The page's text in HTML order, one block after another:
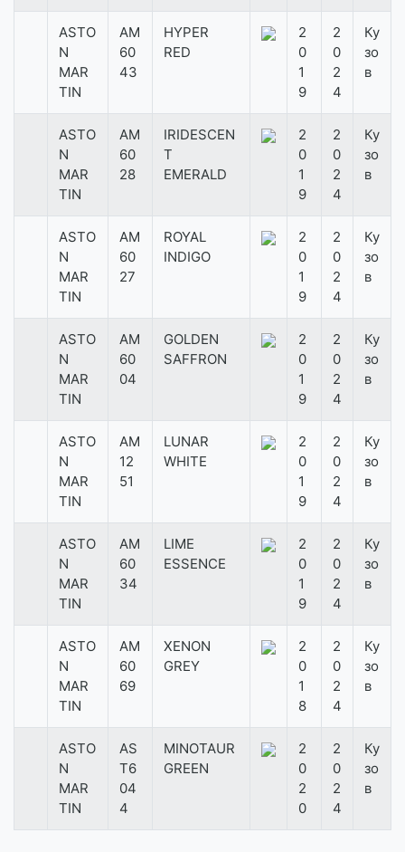
ASTO
N
MAR
TIN
AM
60
43
HYPER
RED
2
0
1
9
2
0
2
4
Ку
зо
в
ASTO
N
MAR
TIN
AM
60
28
IRIDESCEN
T
EMERALD
2
0
1
9
2
0
2
4
Ку
зо
в
ASTO
N
MAR
TIN
AM
60
27
ROYAL
INDIGO
2
0
1
9
2
0
2
4
Ку
зо
в
ASTO
N
MAR
TIN
AM
60
04
GOLDEN
SAFFRON
2
0
1
9
2
0
2
4
Ку
зо
в
ASTO
N
MAR
TIN
AM
12
51
LUNAR
WHITE
2
0
1
9
2
0
2
4
Ку
зо
в
ASTO
N
MAR
TIN
AM
60
34
LIME
ESSENCE
2
0
1
9
2
0
2
4
Ку
зо
в
ASTO
N
MAR
TIN
AM
60
69
XENON
GREY
2
0
1
8
2
0
2
4
Ку
зо
в
ASTO
N
MAR
TIN
AS
T6
04
4
MINOTAUR
GREEN
2
0
2
0
2
0
2
4
Ку
зо
в